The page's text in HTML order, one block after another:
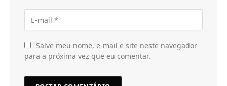
Salve meu nome, e-mail e site neste navegador
para a próxima vez que eu comentar.